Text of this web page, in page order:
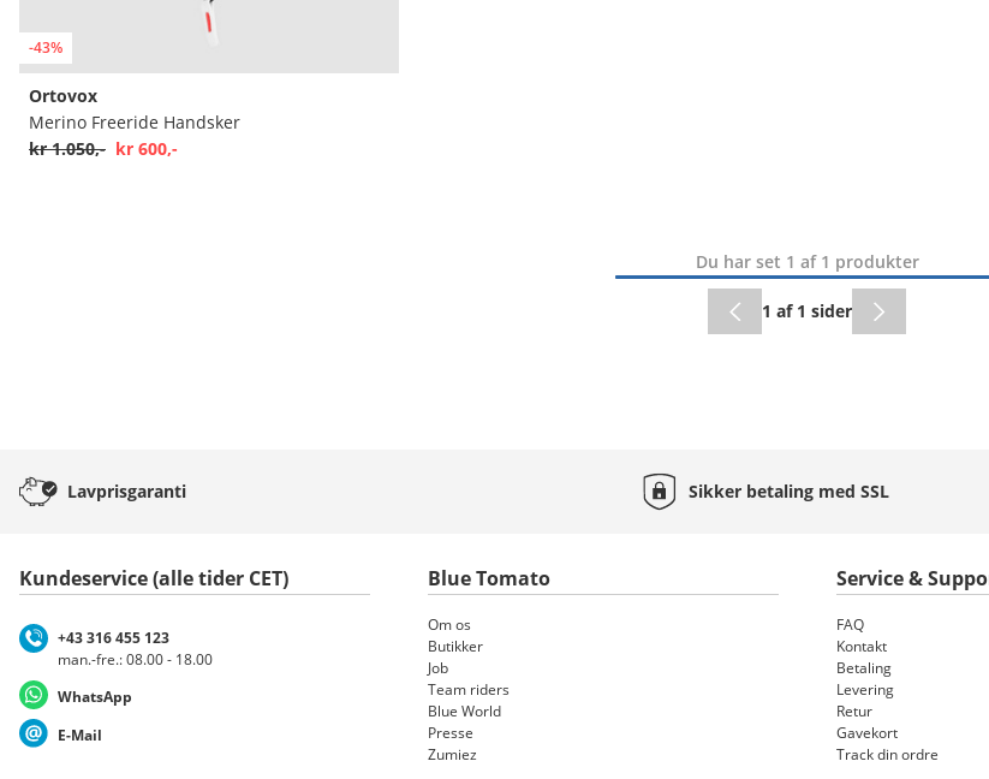
-43%
Ortovox
Merino Freeride Handsker
kr 1.050,- kr 600,-
Du har set 1 af 1 produkter
1 af 1 sider
Lavprisgaranti Sikker betaling medSSL
Kundeservice (alle tider CET)
+43 316 455 123
man.-fre.: 08.00 - 18.00
WhatsApp
E-Mail
Blue Tomato
Om os
Butikker
Job
Team riders
Blue World
Presse
Zumiez
Service &
FAQ
Kontakt
Betaling
Levering
Retur
Gavekort
Track din ordre